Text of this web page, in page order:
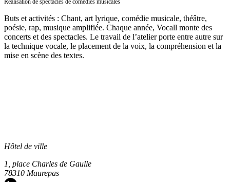
Réalisation de spectacles de comédies musicales
Buts et activités : Chant, art lyrique, comédie musicale, théâtre,
poésie, rap, musique amplifiée. Chaque année, Vocall monte des
concerts et des spectacles. Le travail de l’atelier porte entre autre sur
la technique vocale, le placement de la voix, la compréhension et la
mise en scène des textes.
Hôtel de ville
1, place Charles de Gaulle
78310 Maurepas